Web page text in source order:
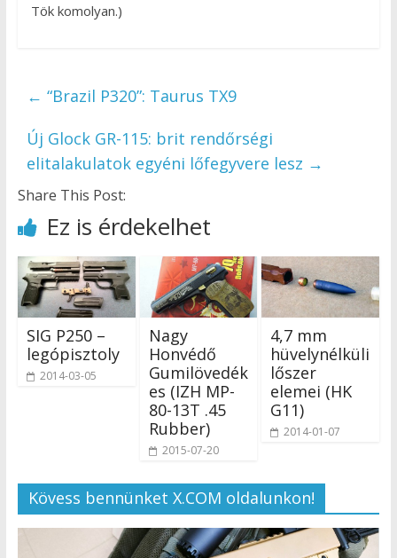
Tök komolyan.)
← “Brazil P320”: Taurus TX9
Új Glock GR-115: brit rendőrségi
elitalakulatok egyéni lőfegyvere lesz →
Share This Post:
Ez is érdekelhet
SIG P250 –
legópisztoly
2014-03-05
Nagy
Honvédő
Gumilövedék
es (IZH MP-
80-13T .45
Rubber)
2015-07-20
4,7 mm
hüvelynélküli
lőszer
elemei (HK
G11)
2014-01-07
Kövess bennünket X.COM oldalunkon!